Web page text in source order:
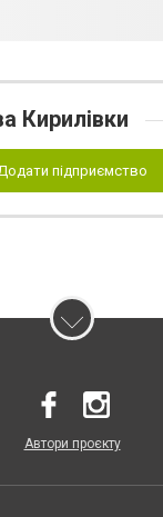
Кирилівки
підприємство
Автори проєкту